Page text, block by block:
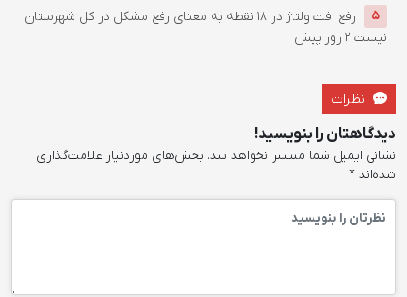
5
رفع افت ولتاژ در ۱۸ نقطه به معنای رفع مشکل در کل شهرستان
نیست 2 روز پیش
نظرات
دیدگاهتان را بنویسید!
نشانی ایمیل شما منتشر نخواهد شد. بخش‌های موردنیاز علامت‌گذاری
شده‌اند *